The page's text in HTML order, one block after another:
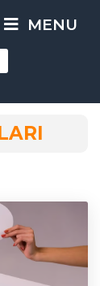
MENU